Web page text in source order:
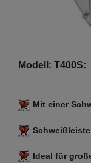
Modell: T400S:
Mit einer
Ideal für